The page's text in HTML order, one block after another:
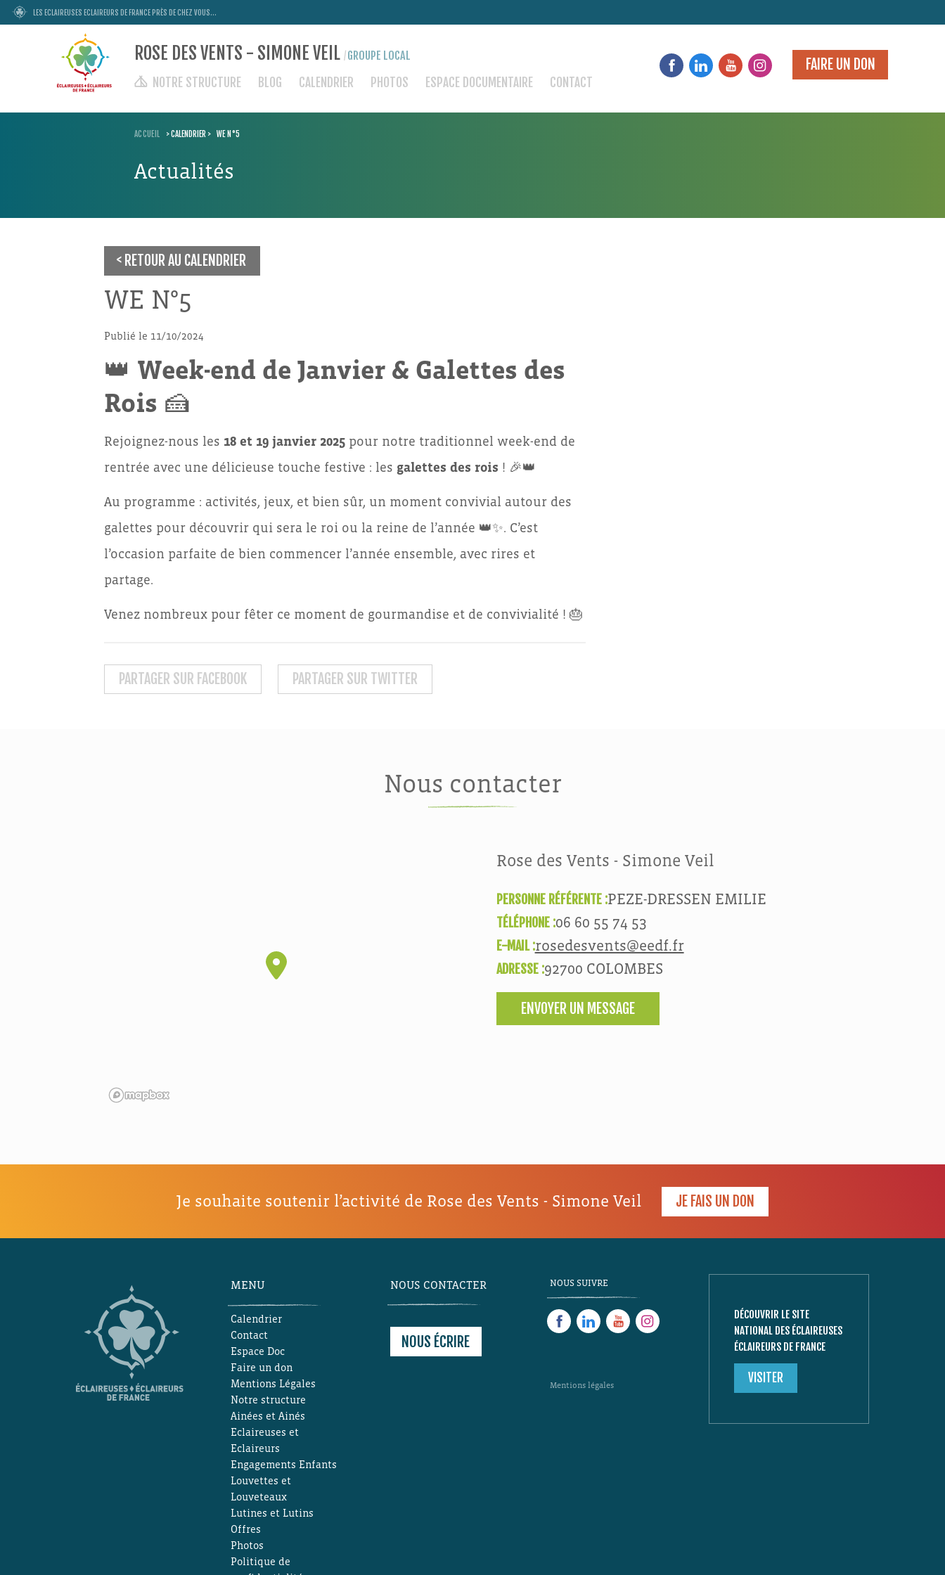
LES ECLAIREUSES ECLAIREURS DE FRANCE PRÈS DE CHEZ VOUS...
ROSE DES VENTS - SIMONE VEIL /GROUPE LOCAL
NOTRE STRUCTURE BLOG CALENDRIER PHOTOS ESPACE DOCUMENTAIRE CONTACT
FAIRE UN DON
ACCUEIL >CALENDRIER > WE N°5
Actualités
RETOUR AU CALENDRIER
WE N°5
Publié le 11/10/2024
👑 Week-end de Janvier & Galettes des
Rois 🍰
Rejoignez-nous les 18 et 19 janvier 2025pour notre traditionnel week-end de
rentrée avec une délicieuse touche festive : les galettes des rois ! 🎉👑
Au programme : activités, jeux, et bien sûr, un moment convivial autour des
galettes pour découvrir qui sera le roi ou la reine de l’année 👑✨. C’est
l’occasion parfaite de bien commencer l’année ensemble, avec rires et
partage.
Venez nombreux pour fêter ce moment de gourmandise et de convivialité ! 🎂
PARTAGER SUR FACEBOOK PARTAGER SUR TWITTER
Nous contacter
Rose des Vents - Simone Veil
PERSONNE RÉFÉRENTE :PEZE-DRESSEN EMILIE
TÉLÉPHONE :06 60 55 74 53
E-MAIL :rosedesvents@eedf.fr
ADRESSE :92700 COLOMBES
ENVOYER UN MESSAGE
Je souhaite soutenir l’activité de Rose des Vents - Simone Veil JE FAIS UN DON
MENU
Calendrier
Contact
Espace Doc
Faire un don
Mentions Légales
Notre structure
Ainées et Ainés
Eclaireuses et
Eclaireurs
Engagements Enfants
Louvettes et
Louveteaux
Lutines et Lutins
Offres
Photos
Politique de
NOUS CONTACTER
NOUS ÉCRIRE
NOUS SUIVRE
Mentions légales
DÉCOUVRIR LE SITE
NATIONAL DES ÉCLAIREUSES
ÉCLAIREURS DE FRANCE
VISITER